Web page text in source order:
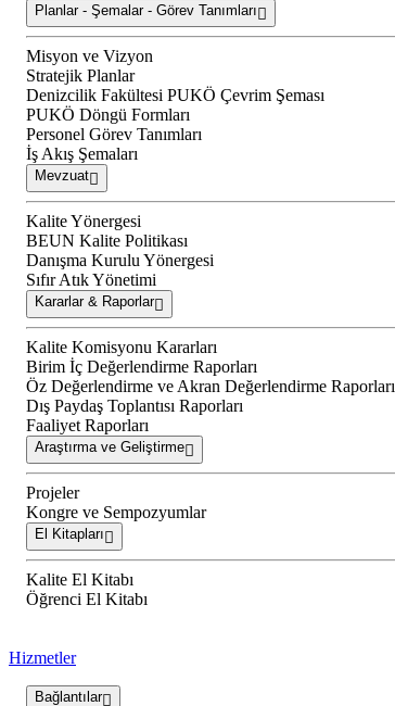
Planlar - Şemalar - Görev Tanımları
Misyon ve Vizyon
Stratejik Planlar
Denizcilik Fakültesi PUKÖ Çevrim Şeması
PUKÖ Döngü Formları
Personel Görev Tanımları
İş Akış Şemaları
Mevzuat
Kalite Yönergesi
BEUN Kalite Politikası
Danışma Kurulu Yönergesi
Sıfır Atık Yönetimi
Kararlar & Raporlar
Kalite Komisyonu Kararları
Birim İç Değerlendirme Raporları
Öz Değerlendirme ve Akran Değerlendirme Raporları
Dış Paydaş Toplantısı Raporları
Faaliyet Raporları
Araştırma ve Geliştirme
Projeler
Kongre ve Sempozyumlar
El Kitapları
Kalite El Kitabı
Öğrenci El Kitabı
Hizmetler
Bağlantılar